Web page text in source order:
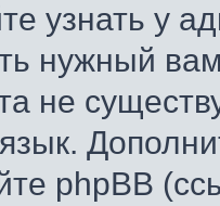
узнать у
нужный
не
phpBB